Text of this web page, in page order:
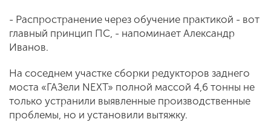
- Распространение через обучение практикой - вот
главный принцип ПС, - напоминает Александр
Иванов.
На соседнем участке сборки редукторов заднего
моста «ГАЗели NEXT» полной массой 4,6 тонны не
только устранили выявленные производственные
проблемы, но и установили вытяжку.